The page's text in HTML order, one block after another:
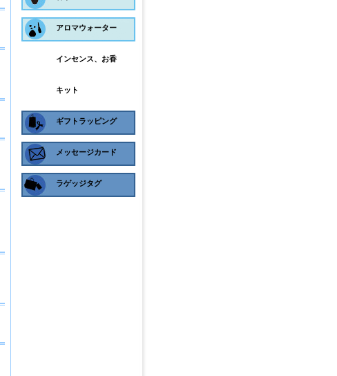
アロマウォーター
インセンス、お香
キット
ギフトラッピング
メッセージカード
ラゲッジタグ